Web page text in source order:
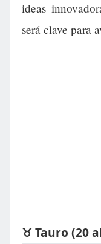
ideas
será clave para
♉ Tauro (20